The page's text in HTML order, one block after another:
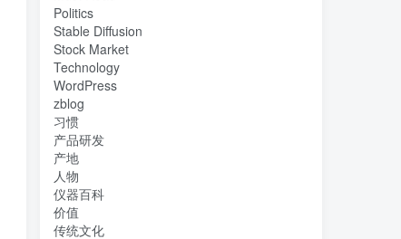
Politics
Stable Diffusion
Stock Market
Technology
WordPress
zblog
习惯
产品研发
产地
人物
仪器百科
价值
传统文化